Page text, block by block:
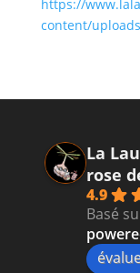
https://
content/
La
rose
4.9
Basé